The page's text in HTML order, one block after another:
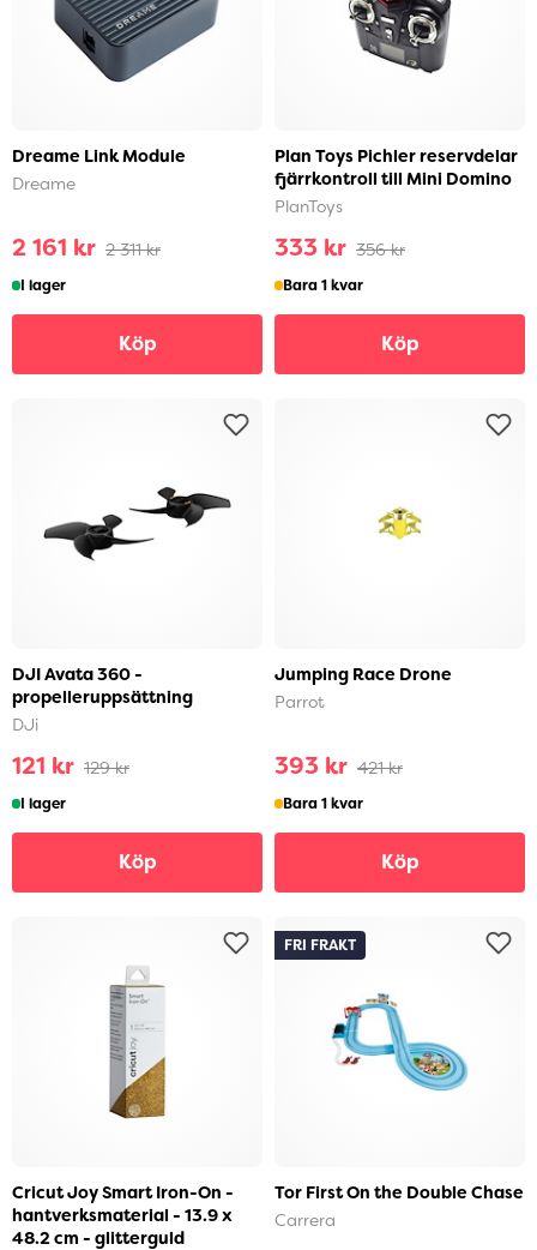
Dreame Link Module
Dreame
2 161 kr 2 311 kr
I lager
Köp
Plan Toys Pichler reservdelar
fjärrkontroll till Mini Domino
PlanToys
333 kr 356 kr
Bara 1 kvar
Köp
DJI Avata 360 -
propelleruppsättning
DJi
121 kr 129 kr
I lager
Köp
Jumping Race Drone
Parrot
393 kr 421 kr
Bara 1 kvar
Köp
Cricut Joy Smart Iron-On -
hantverksmaterial - 13.9 x
48.2 cm - glitterguld
Tor First On the Double Chase
Carrera
FRI FRAKT